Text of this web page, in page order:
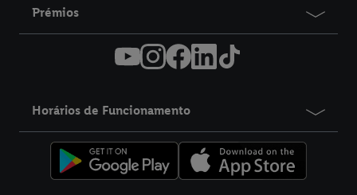
Prémios
Horários de Funcionamento